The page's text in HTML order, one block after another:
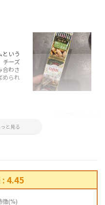
という
チーズ
合わさ
められ
と見る
: 4.45